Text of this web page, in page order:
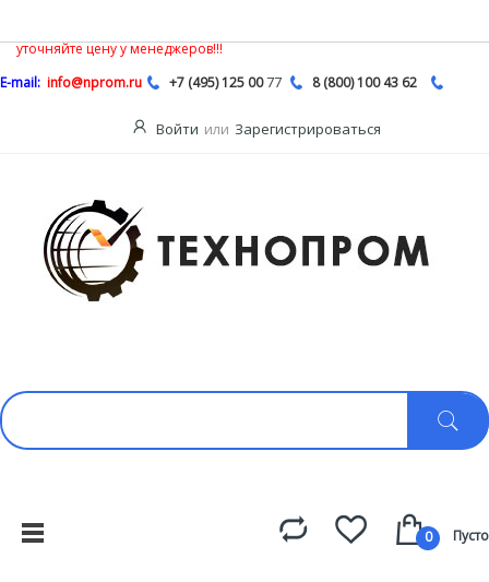
уточняйте цену у менеджеров!!!
E-mail: info@nprom.ru +7 (495) 125 0077 8 (800) 100 43 62
Войти или Зарегистрироваться
0 Пусто